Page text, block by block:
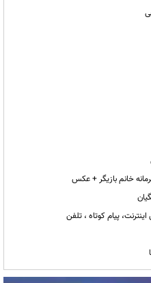
خانم بازیگر + عکس
پیام کوتاه ، تلفن